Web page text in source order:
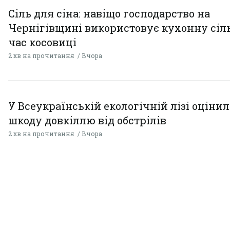
Сіль для сіна: навіщо господарство на
Чернігівщині використовує кухонну
час косовиці
2 хв на прочитання Вчора
У Всеукраїнській екологічній лізі
шкоду довкіллю від обстрілів
2 хв на прочитання Вчора